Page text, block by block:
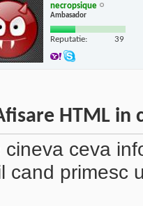
necropsique
Ambasador
Reputatie: 39
HTML in
cineva ceva
cand primesc